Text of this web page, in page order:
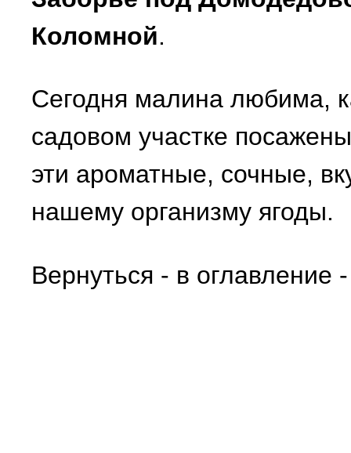
Коломной.
Сегодня малина любима,
садовом участке
эти ароматные, сочные,
нашему организму ягоды.
Вернуться - в оглавление